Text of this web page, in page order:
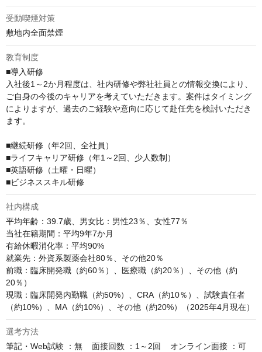
受動喫煙対策
敷地内全面禁煙
教育制度
■導入研修
入社後1～2か月程度は、社内研修や弊社社員との情報交換により、
ご自身の今後のキャリアを考えていただきます。案件はタイミング
によりますが、過去のご経験や意向に応じて赴任先を検討いただき
ます。
■継続研修（年2回、全社員）
■ライフキャリア研修（年1～2回、少人数制）
■英語研修（土曜・日曜）
■ビジネススキル研修
社内構成
平均年齢：39.7歳、男女比：男性23％、女性77％
当社在籍期間：平均9年7か月
有給休暇消化率：平均90%
就業先：外資系製薬会社80％、その他20％
前職：臨床開発職（約60％）、医療職（約20％）、その他（約
20％）
現職：臨床開発内勤職（約50%）、CRA（約10％）、試験責任者
（約10%）、MA（約10%）、その他（約20%）（2025年4月現在）
選考方法
筆記・Web試験 ：無    面接回数 ：1～2回    オンライン面接 ：可